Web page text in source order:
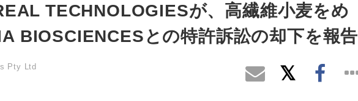
TECHNOLOGIESが、高繊維小麦をめ
BIOSCIENCESとの特許訴訟の却下を報告
Pty Ltd